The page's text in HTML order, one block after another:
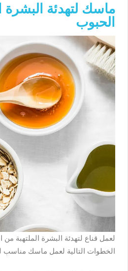
ماسك لتهدئة البشرة
الحبوب
لعمل قناع لتهدئة البشرة الملتهبة
الخطوات التالية لعمل ماسك مناسب